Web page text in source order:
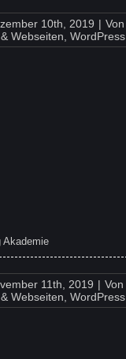
10th, 2019 | Von
Webseiten, WordPress
Akademie
11th, 2019 | Von
Webseiten WordPress